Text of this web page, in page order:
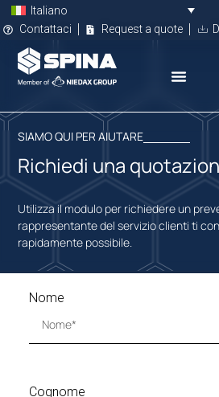
Italiano
Contattaci
Request a quote
SIAMO QUI PER AIUTARE
Richiedi una
Utilizza il modulo per richiedere un
rappresentante del servizio clienti ti
rapidamente possibile.
Nome
Cognome